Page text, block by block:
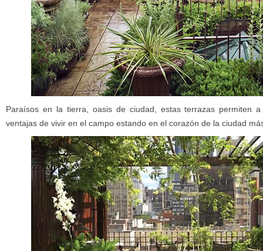
Paraísos en la tierra, oasis de ciudad, estas terrazas permiten
ventajas de vivir en el campo estando en el corazón de la ciudad